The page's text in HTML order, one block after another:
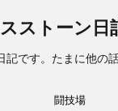
ストーン日
記です。たまに他の
闘技場